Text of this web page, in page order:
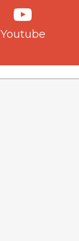
Youtube